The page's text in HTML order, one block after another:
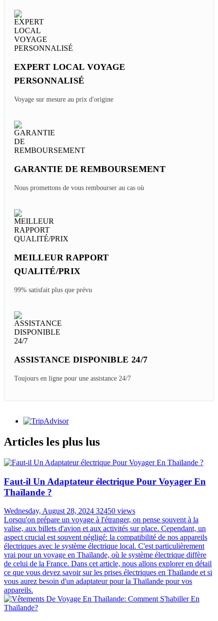
EXPERT LOCAL VOYAGE
PERSONNALISÉ
Voyage sur mesure au prix d'origine
GARANTIE DE REMBOURSEMENT
Nous promettons de vous rembourser au cas où
MEILLEUR RAPPORT
QUALITÉ/PRIX
99% satisfait plus que prévu
ASSISTANCE DISPONIBLE 24/7
Toujours en ligne pour une assistance 24/7
Articles les plus lus
Faut-il Un Adaptateur électrique Pour Voyager En
Thaïlande ?
Wednesday, August 28, 2024 32450 views
Lorsqu'on prépare un voyage à l'étranger, on pense souvent à la
valise, aux billets d'avion et aux activités sur place. Cependant, un
aspect crucial est souvent négligé: la compatibilité de nos appareils
électriques avec le système électrique local. C'est particulièrement
vrai pour un voyage en Thaïlande, où le système électrique diffère
de celui de la France. Dans cet article, nous allons explorer en détail
ce que vous devez savoir sur les prises électriques en Thaïlande et si
vous aurez besoin d'un adaptateur pour la Thaïlande pour vos
appareils.